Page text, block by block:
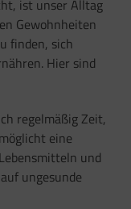
ist unser Alltag
Gewohnheiten
finden, sich
Hier sind
regelmäßig Zeit,
eine
und
ungesunde